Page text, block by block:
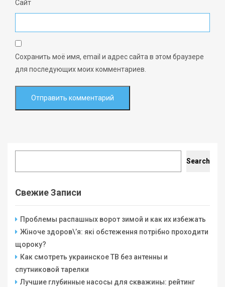
Сайт
Сохранить моё имя, email и адрес сайта в этом браузере
для последующих моих комментариев.
Search
Свежие Записи
Проблемы распашных ворот зимой и как их избежать
Жіноче здоров\’я: які обстеження потрібно проходити
щороку?
Как смотреть украинское ТВ без антенны и
спутниковой тарелки
Лучшие глубинные насосы для скважины: рейтинг